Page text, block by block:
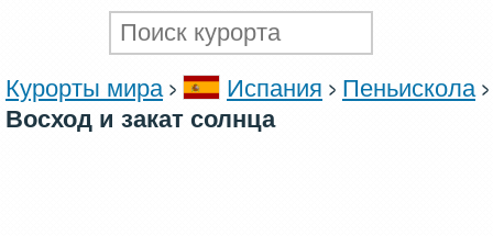
Курорты мира Испания
Пеньискола
Восход и закат солнца